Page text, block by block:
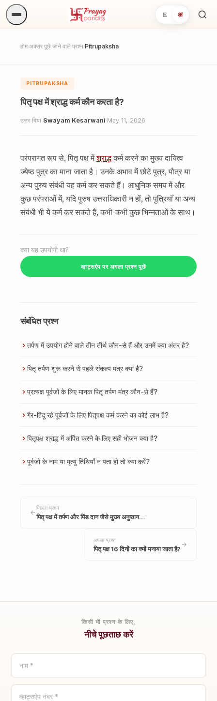
E अ
होम/अक्सर पूछे जाने वाले प्रश्न/Pitrupaksha
PITRUPAKSHA
पितृ पक्ष में श्राद्ध कर्म कौन करता है?
उत्तर दिया Swayam Kesarwani·May 11, 2026
परंपरागत रूप से, पितृ पक्ष मेंश्राद्धकर्म करने का मुख्य दायित्व
ज्येष्ठ पुत्र का माना जाता है। उनके अभाव में छोटे पुत्र, पौत्र या
अन्य पुरुष संबंधी यह कर्म कर सकते हैं। आधुनिक समय में और
कुछ परंपराओं में, यदि पुरुष उत्तराधिकारी न हों, तो पुत्रियाँ या अन्य
संबंधी भी ये कर्म कर सकते हैं, कभी-कभी कुछ भिन्नताओं के साथ।
क्या यह उपयोगी था?
व्हाट्सऐप पर अगला प्रश्न पूछें
संबंधित प्रश्न
तर्पण में उपयोग होने वाले तीन तीर्थ कौन-से हैं और उनमें क्या अंतर है?
पितृ तर्पण शुरू करने से पहले संकल्प मंत्र क्या है?
प्रत्यक्ष पूर्वजों के लिए मानक पितृ तर्पण मंत्र कौन-से हैं?
गैर-हिंदू रहे पूर्वजों के लिए पितृपक्ष कर्म करने का कोई लाभ है?
पितृपक्ष श्राद्ध में अर्पित करने के लिए सही भोजन क्या है?
पूर्वजों के नाम या मृत्यु तिथियाँ न पता हों तो क्या करें?
पिछला प्रश्न
पितृ पक्ष में तर्पण और पिंड दान जैसे मुख्य अनुष्ठान…
अगला प्रश्न
पितृ पक्ष 16 दिनों का क्यों मनाया जाता है?
किसी भी प्रश्न के लिए,
नीचे पूछताछ करें
नाम *
व्हाट्सऐप नंबर *